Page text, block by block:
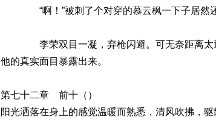
“啊！”被刺了个对穿的慕云枫一下子居然还没
李荣双目一凝，弃枪闪避。可无奈距离太近
他的真实面目暴露出来。
第七十二章 前十（）
阳光洒落在身上的感觉温暖而熟悉，清风吹拂，驱